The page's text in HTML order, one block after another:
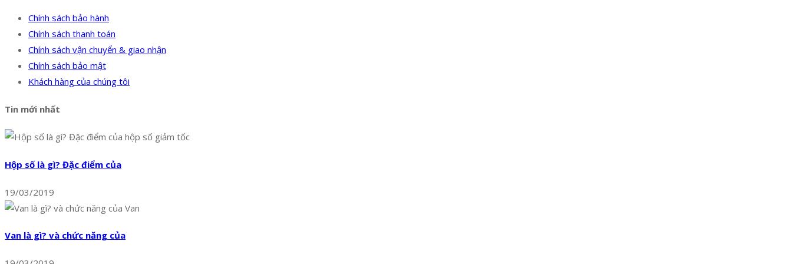
Chính sách bảo hành
Chính sách thanh toán
Chính sách vận chuyển & giao nhận
Chính sách bảo mật
Khách hàng của chúng tôi
Tin mới nhất
Hộp số là gì? Đặc điểm của
19/03/2019
Van là gì? và chức năng của